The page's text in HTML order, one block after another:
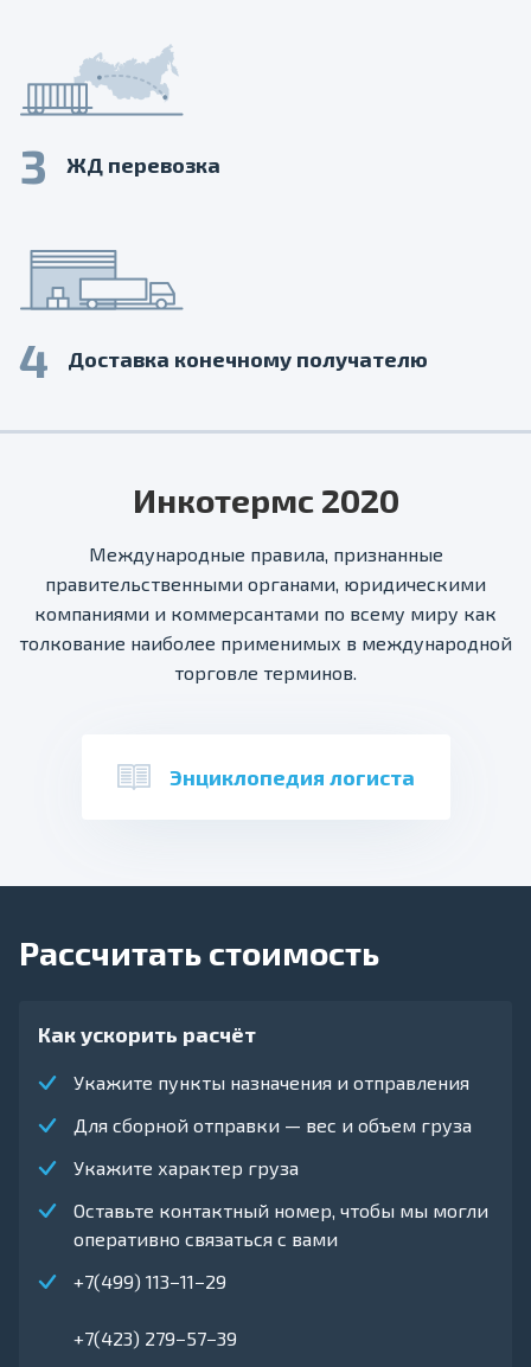
3 ЖД перевозка
4 Доставка конечному получателю
Инкотермс 2020
Международные правила, признанные
правительственными органами, юридическими
компаниями и коммерсантами по всему миру как
толкование наиболее применимых в международной
торговле терминов.
Энциклопедия логиста
Рассчитать стоимость
Как ускорить расчёт
Укажите пункты назначения и отправления
Для сборной отправки — вес и объем груза
Укажите характер груза
Оставьте контактный номер, чтобы мы могли
оперативно связаться с вами
+7(499) 113−11−29
+7(423) 279−57−39